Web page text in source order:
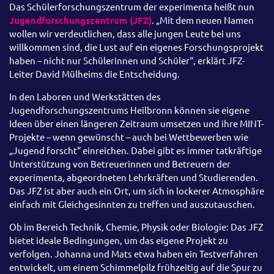
Das Schülerforschungszentrum der experimenta heißt nun
Jugendforschungszentrum (JFZ). „Mit dem neuen Namen
wollen wir verdeutlichen, dass alle jungen Leute bei uns
willkommen sind, die Lust auf ein eigenes Forschungsprojekt
haben – nicht nur Schülerinnen und Schüler“, erklärt JFZ-
Leiter David Mülheims die Entscheidung.
In den Laboren und Werkstätten des
Jugendforschungszentrums Heilbronn können sie eigene
Ideen über einen längeren Zeitraum umsetzen und ihre MINT-
Projekte – wenn gewünscht – auch bei Wettbewerben wie
„Jugend forscht“ einreichen. Dabei gibt es immer tatkräftige
Unterstützung von Betreuerinnen und Betreuern der
experimenta, abgeordneten Lehrkräften und Studierenden.
Das JFZ ist aber auch ein Ort, um sich in lockerer Atmosphäre
einfach mit Gleichgesinnten zu treffen und auszutauschen.
Ob im Bereich Technik, Chemie, Physik oder Biologie: Das JFZ
bietet ideale Bedingungen, um das eigene Projekt zu
verfolgen. Johanna und Mats etwa haben ein Testverfahren
entwickelt, um einem Schimmelpilz frühzeitig auf die Spur zu